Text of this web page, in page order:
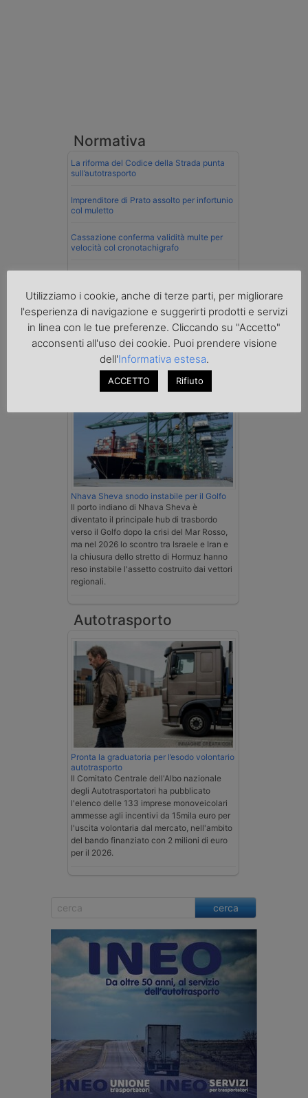
Normativa
La riforma del Codice della Strada punta
sull’autotrasporto
Imprenditore di Prato assolto per infortunio
col muletto
Cassazione conferma validità multe per
velocità col cronotachigrafo
Esenzione Iva nei trasporti internazionali
su tutta la filiera
Mare
Nhava Sheva snodo instabile per il Golfo
Il porto indiano di Nhava Sheva è
diventato il principale hub di trasbordo
verso il Golfo dopo la crisi del Mar Rosso,
ma nel 2026 lo scontro tra Israele e Iran e
la chiusura dello stretto di Hormuz hanno
reso instabile l'assetto costruito dai vettori
regionali.
Autotrasporto
Pronta la graduatoria per l’esodo volontario
autotrasporto
Il Comitato Centrale dell'Albo nazionale
degli Autotrasportatori ha pubblicato
l'elenco delle 133 imprese monoveicolari
ammesse agli incentivi da 15mila euro per
l'uscita volontaria dal mercato, nell'ambito
del bando finanziato con 2 milioni di euro
per il 2026.
cerca
Utilizziamo i cookie, anche di terze parti, per migliorare
l'esperienza di navigazione e suggerirti prodotti e servizi
in linea con le tue preferenze. Cliccando su "Accetto"
acconsenti all'uso dei cookie. Puoi prendere visione
dell'Informativa estesa.
ACCETTO Rifiuto